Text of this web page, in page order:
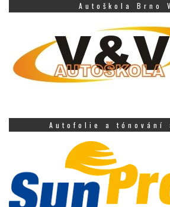
Autoškola Brno
Autofolie a tónování